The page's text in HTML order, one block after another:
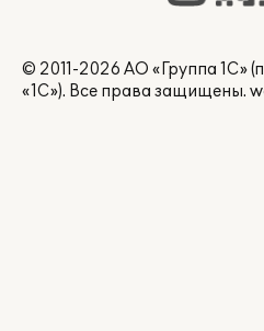
© 2011-2026 АО «Группа 1С»
«1С»). Все права защищены.